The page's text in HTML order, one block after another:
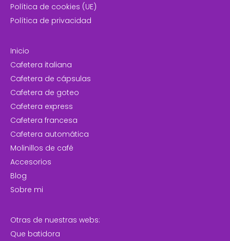
Política de cookies (UE)
Política de privacidad
Inicio
Cafetera italiana
Cafetera de cápsulas
Cafetera de goteo
Cafetera express
Cafetera francesa
Cafetera automática
Molinillos de café
Accesorios
Blog
Sobre mi
Otras de nuestras webs:
Que batidora